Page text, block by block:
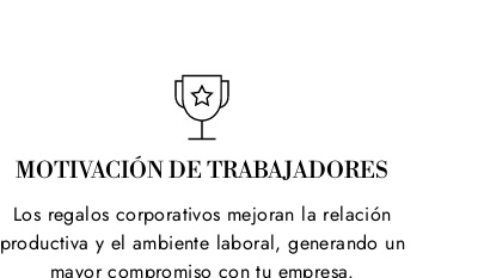
MOTIVACIÓN DE TRABAJADORES
Los regalos corporativos mejoran la relación
productiva y el ambiente laboral, generando un
mayor compromiso con tu empresa.